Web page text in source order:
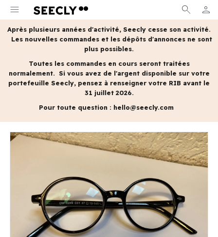
menu search person
MON
Après plusieurs années d'activité, Seecly cesse son activité.
Les nouvelles commandes et les dépôts d'annonces ne sont
plus possibles.
Toutes les commandes en cours seront traitées
normalement. Si vous avez de l'argent disponible sur votre
portefeuille Seecly, pensez à renseigner votre RIB avant le
31 juillet 2026.
Pour toute question : hello@seecly.com